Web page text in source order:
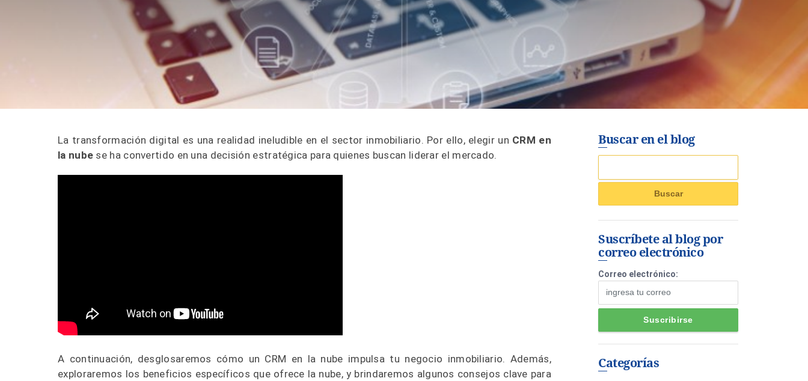
La transformación digital es una realidad ineludible en el sector inmobiliario. Por ello, elegir un CRM en
la nube se ha convertido en una decisión estratégica para quienes buscan liderar el mercado.
A continuación, desglosaremos cómo un CRM en la nube impulsa tu negocio inmobiliario. Además,
exploraremos los beneficios específicos que ofrece la nube, y brindaremos algunos consejos clave para
Buscar en el blog
Suscríbete al blog por
correo electrónico
Correo electrónico:
Categorías